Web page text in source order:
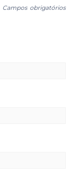
Campos obrigatórios